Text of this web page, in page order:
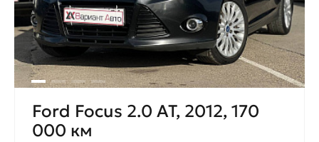
Ford Focus 2.0 AT, 2012, 170
000 км